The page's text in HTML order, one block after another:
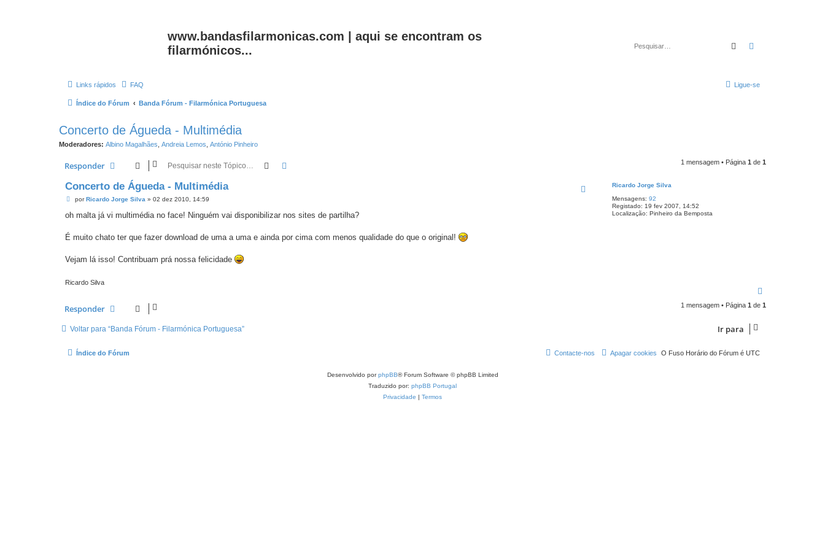
www.bandasfilarmonicas.com | aqui se encontram os
filarmónicos...
Pesquisar
Links rápidos FAQ Ligue-se
Índice do Fórum Banda Fórum - Filarmónica Portuguesa
Concerto de Águeda - Multimédia
Moderadores: Albino Magalhães Andreia Lemos António Pinheiro
Responder Pesquisar 1 mensagem • Página 1 de 1
Ricardo Jorge Silva
Mensagens: 92
Registado: 19 fev 2007, 14:52
Localização: Pinheiro da Bemposta
Concerto de Águeda - Multimédia
M
n
g
porRicardo Jorge Silva » 02 dez 2010, 14:59
oh malta já vi multimédia no face! Ninguém vai disponibilizar nos sites de partilha?
É muito chato ter que fazer download de uma a uma e ainda por cima com menos qualidade do que o original!
Vejam lá isso! Contribuam prá nossa felicidade
Ricardo Silva
p
Responder 1 mensagem • Página 1 de 1
Voltar para “Banda Fórum - Filarmónica Portuguesa” Ir para
Índice do Fórum O Fuso Horário do Fórum é UTC
Apagar cookies
Contacte-nos
Desenvolvido porphpBB® Forum Software © phpBB Limited
Traduzido por: phpBB Portugal
Privacidade | Termos